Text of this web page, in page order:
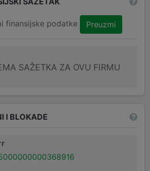
finansijske podatke Preuzmi
SAŽETKA ZA OVU FIRMU
I BLOKADE